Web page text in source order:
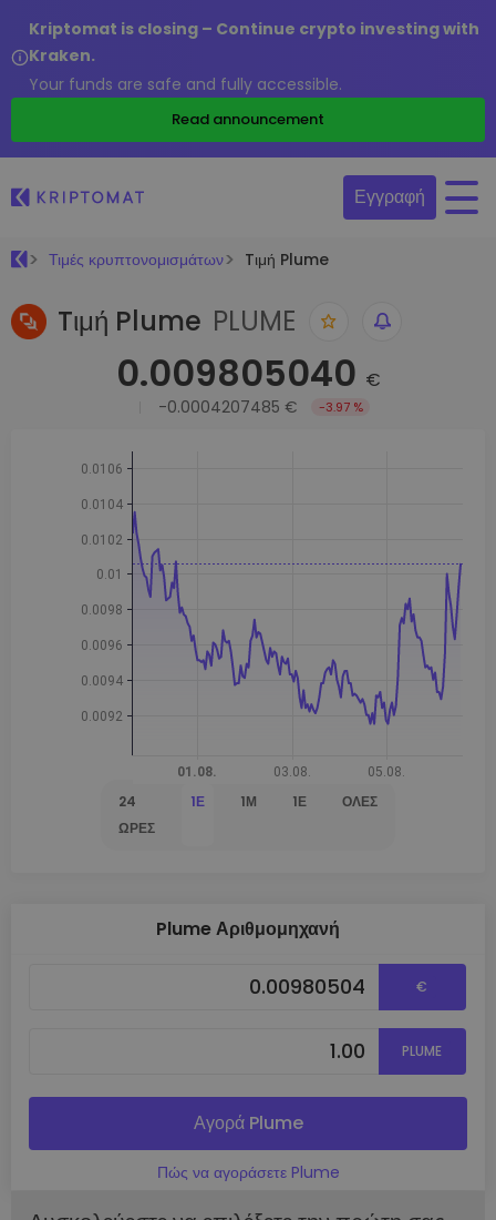
Kriptomat is closing – Continue crypto investing with
Kraken.
Your funds are safe and fully accessible.
Read announcement
Εγγραφή
Τιμές κρυπτονομισμάτων Tιμή Plume
Tιμή Plume PLUME
0.009805040 €
-0.0004207485 € -3.97 %
24
ΏΡΕΣ
1Ε 1Μ 1Έ ΌΛΕΣ
Plume Αριθμομηχανή
€
PLUME
Αγορά Plume
Πώς να αγοράσετε Plume